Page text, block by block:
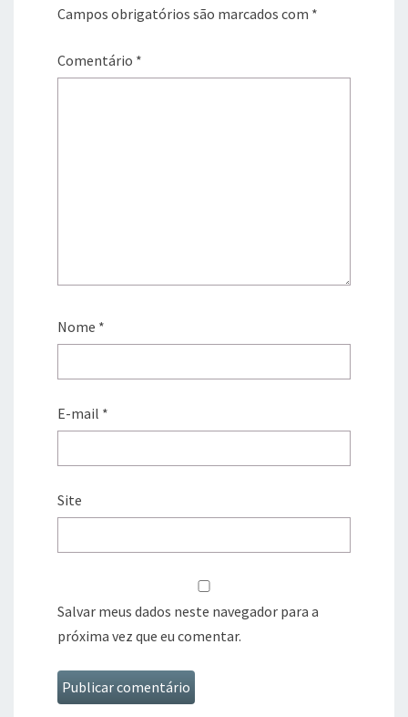
Campos obrigatórios são marcados com *
Comentário *
Nome *
E-mail *
Site
Salvar meus dados neste navegador para a
próxima vez que eu comentar.